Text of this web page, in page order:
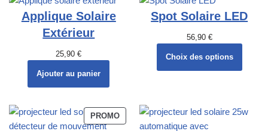
Applique Solaire
Extérieur
25,90€
Ajouter au panier
Spot Solaire LED
56,90 €
Choix des options
PROMO